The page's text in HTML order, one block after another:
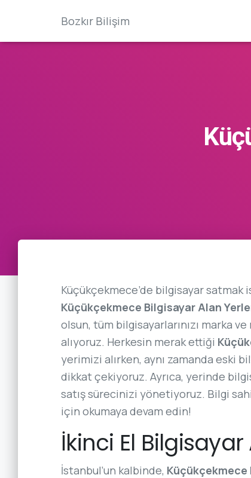
Bozkır Bilişim
Küçükçekmece’de bilgisayar
Küçükçekmece Bilgisayar Alan
olsun, tüm bilgisayarlarınızı marka
alıyoruz. Herkesin merak ettiği
yerimizi alırken, aynı zamanda eski
dikkat çekiyoruz. Ayrıca, yerinde
satış sürecinizi yönetiyoruz. Bilgi
için okumaya devam edin!
İkinci El Bilgisayar
İstanbul’un kalbinde,